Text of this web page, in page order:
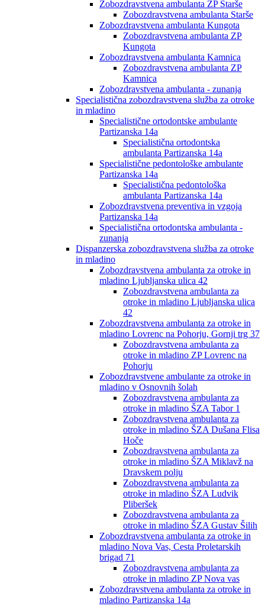
Zobozdravstvena ambulanta ZP Starše
Zobozdravstvena ambulanta Starše
Zobozdravstvena ambulanta Kungota
Zobozdravstvena ambulanta ZP
Kungota
Zobozdravstvena ambulanta Kamnica
Zobozdravstvena ambulanta ZP
Kamnica
Zobozdravstvena ambulanta - zunanja
Specialistična zobozdravstvena služba za otroke
in mladino
Specialistične ortodontske ambulante
Partizanska 14a
Specialistična ortodontska
ambulanta Partizanska 14a
Specialistične pedontološke ambulante
Partizanska 14a
Specialistična pedontološka
ambulanta Partizanska 14a
Zobozdravstvena preventiva in vzgoja
Partizanska 14a
Specialistična ortodontska ambulanta -
zunanja
Dispanzerska zobozdravstvena služba za otroke
in mladino
Zobozdravstvena ambulanta za otroke in
mladino Ljubljanska ulica 42
Zobozdravstvena ambulanta za
otroke in mladino Ljubljanska ulica
42
Zobozdravstvena ambulanta za otroke in
mladino Lovrenc na Pohorju, Gornji trg 37
Zobozdravstvena ambulanta za
otroke in mladino ZP Lovrenc na
Pohorju
Zobozdravstvene ambulante za otroke in
mladino v Osnovnih šolah
Zobozdravstvena ambulanta za
otroke in mladino ŠZA Tabor 1
Zobozdravstvena ambulanta za
otroke in mladino ŠZA Dušana Flisa
Hoče
Zobozdravstvena ambulanta za
otroke in mladino ŠZA Miklavž na
Dravskem polju
Zobozdravstvena ambulanta za
otroke in mladino ŠZA Ludvik
Pliberšek
Zobozdravstvena ambulanta za
otroke in mladino ŠZA Gustav Šilih
Zobozdravstvena ambulanta za otroke in
mladino Nova Vas, Cesta Proletarskih
brigad 71
Zobozdravstvena ambulanta za
otroke in mladino ZP Nova vas
Zobozdravstvena ambulanta za otroke in
mladino Partizanska 14a